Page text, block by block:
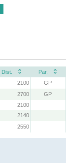
Dist. Par.
2100 GP
2700 GP
2100
2140
2550